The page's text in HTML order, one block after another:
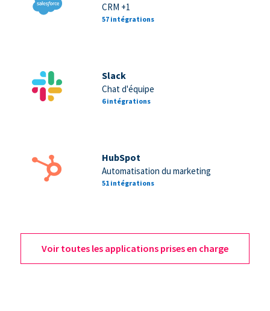
CRM +1
57 intégrations
Slack
Chat d'équipe
6 intégrations
HubSpot
Automatisation du marketing
51 intégrations
Voir toutes les applications prises en charge